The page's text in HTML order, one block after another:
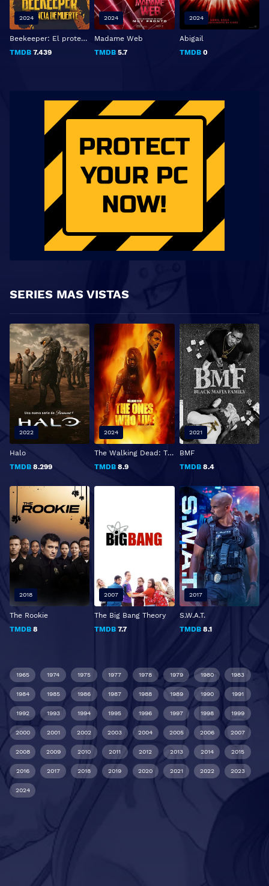
Beekeeper: El protector
TMDB 7.439
2024
Madame Web
TMDB 5.7
2024
Abigail
TMDB0
2024
SERIES MAS VISTAS
Halo
TMDB 8.299
2022
The Walking Dead: The Ones Who Live
TMDB 8.9
2024
BMF
TMDB8.4
2021
The Rookie
TMDB 8
2018
The Big Bang Theory
TMDB 7.7
2007
S.W.A.T.
TMDB8.1
2017
1965 1974 1975 1977 1978 1979 1980 1983
1984 1985 1986 1987 1988 1989 1990 1991
1992 1993 1994 1995 1996 1997 1998 1999
2000 2001 2002 2003 2004 2005 2006 2007
2008 2009 2010 2011 2012 2013 2014 2015
2016 2017 2018 2019 2020 2021 2022 2023
2024